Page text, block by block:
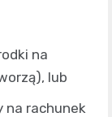
na
lub
na rachunek